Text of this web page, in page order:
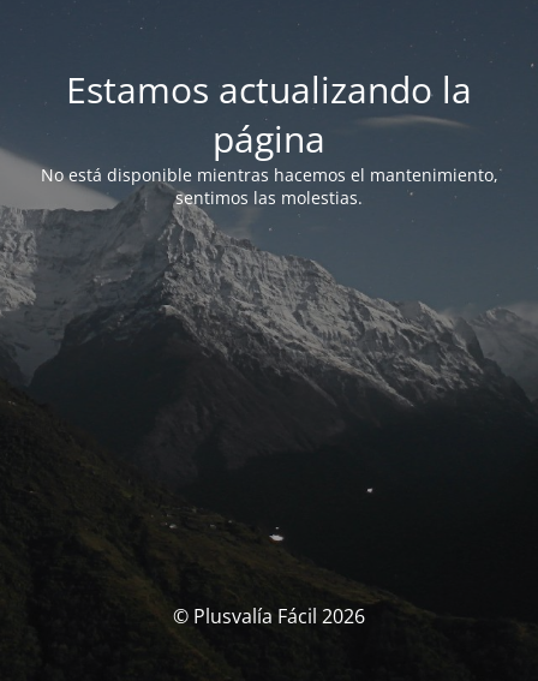
Estamos actualizando la
página
No está disponible mientras hacemos el mantenimiento,
sentimos las molestias.
© Plusvalía Fácil 2026